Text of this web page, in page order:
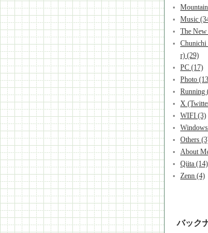
Music
The
r) (29)
PC (17)
Photo
Running
X
WIFI (3)
Others
About
Qiita (14)
Zenn (4)
バック